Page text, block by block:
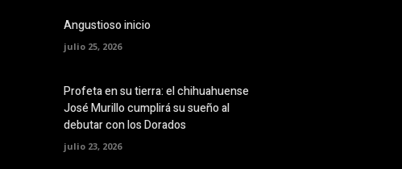
Angustioso inicio
julio 25, 2026
Profeta en su tierra: el chihuahuense
José Murillo cumplirá su sueño al
debutar con los Dorados
julio 23, 2026